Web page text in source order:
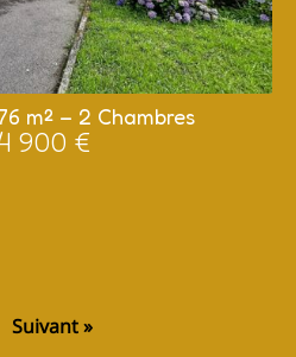
m² – 2 Chambres
900 €
Suivant »